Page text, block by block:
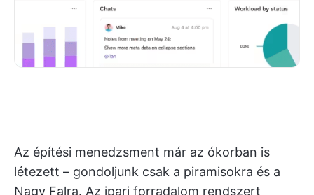
Az építési menedzsment már az ókorban is
létezett – gondoljunk csak a piramisokra és a
Nagy Falra. Az ipari forradalom rendszert